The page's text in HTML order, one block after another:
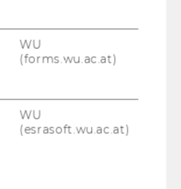
WU
(forms.wu.ac.at)
WU
(esrasoft.wu.ac.at)